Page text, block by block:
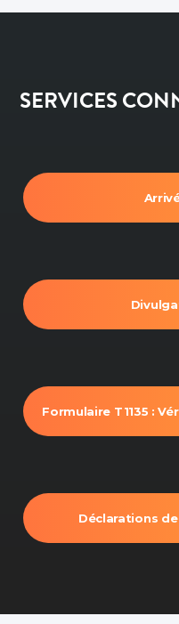
SERVICES
Formulaire T1135 :
Déclarations